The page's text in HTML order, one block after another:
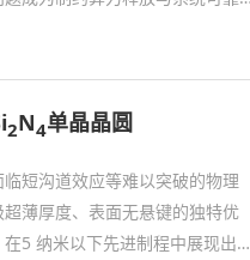
效地将芯片热量传导至散热模
可达纯铜1000...
2N4单晶晶圆
短沟道效应等难以突破的物理
薄厚度、表面无悬键的独特优
5 纳米以下先进制程中展现出巨